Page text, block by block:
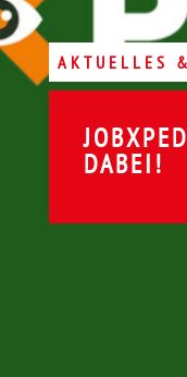
AKTUELLES
DABEI!